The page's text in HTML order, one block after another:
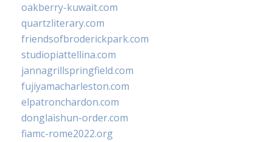
oakberry-kuwait.com
quartzliterary.com
friendsofbroderickpark.com
studiopiattellina.com
jannagrillspringfield.com
fujiyamacharleston.com
elpatronchardon.com
donglaishun-order.com
fiamc-rome2022.org